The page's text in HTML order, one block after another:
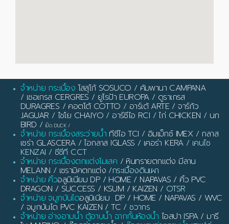
จำหน่าย กระเบื้อง โสสุโก้ SOSUCO / คัมพานา CAMPANA
/ เซอเกรส CERGRES / ยูโรป้า EUROPA/ ดูราเกรส
DURAGRES / คอตโต้ COTTO / อาร์เต้ ARTE /จาร์กัว
JAGUAR / ไชโย CHAIYO / อาร์ซีไอ RCI /ไก่ CHICKEN / นก
BIRD / เป็ด DUCK /
จำหน่าย กระเบื้องสระว่ายน้ำ ทีซีไอ TCI / อิมเม็กซ์ IMEX/ กลาส
เซร่า GLASCERA/ไอกลาส IGLASS / เคอร่า KERA/ เคนไซ
KENZAI / ซีซีที CCT
จำหน่าย กระเบื้องตกแต่งโมเสค / หินทรายตกแต่ง มีลาน
MELANN / เซรามิคตกแต่ง /กระเบื้องดินเผา
จำหน่าย คิ้วอลูมิเนียม DP / HOME / NAPAVAS / คิ้ว PVC
DRAGON / SUCCESS / KSUM / KAIZEN / OTSR
จำหน่าย จมูกบันไดอลูมิเนียม DP / HOME / NAPAVAS / WVC
/ จมูกบันได PVC KAIZEN / TC / ชวากร
จำหน่าย อ่างอาบน้ำ ตู้อาบน้ำ ฉากกั้นห้องน้ำ ไอสปา ISPA / มารี